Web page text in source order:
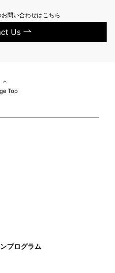
問い合わせはこちら
Us
Top
プログラム